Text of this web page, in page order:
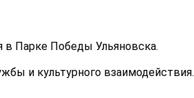
в Парке Победы Ульяновска.
и культурного взаимодействия.